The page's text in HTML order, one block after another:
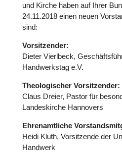
und Kirche haben auf Ihrer
24.11.2018 einen neuen
sind:
Vor­sit­zen­der:
Dieter Vier­l­beck,
Hand­werks­tag e.V.
Theo­lo­gi­scher Vor­sit­zen­der:
Claus Dreier, Pastor für
Lan­des­kir­che Han­no­vers
Ehren­amt­li­che
Heidi Kluth, Vor­sit­zende der
Handwerk